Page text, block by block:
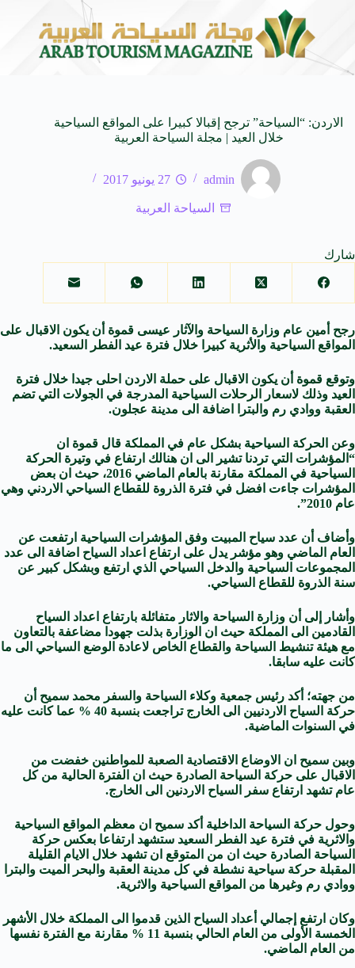
بجمهورهً 6 أغسطس 2026 زايتشيكوف يستقبل وفد الطلاب
الاردن: “السياحة” ترجح إقبالا كبيرا على المواقع السياحية
خلال العيد | مجلة السياحة العربية
admin 27 يونيو 2017
السياحة العربية
شارك
رجح أمين عام وزارة السياحة والآثار عيسى قموة أن يكون الاقبال على
المواقع السياحية والأثرية كبيرا خلال فترة عيد الفطر السعيد.
وتوقع قموة أن يكون الاقبال على حملة الاردن احلى جيدا خلال فترة
العيد وذلك لاسعار الرحلات السياحية المدرجة في الجولات التي تضم
العقبة ووادي رم والبترا اضافة الى مدينة عجلون.
وعن الحركة السياحية بشكل عام في المملكة قال قموة ان
“المؤشرات التي تردنا تشير الى ان هنالك ارتفاع في وتيرة الحركة
السياحية في المملكة مقارنة بالعام الماضي 2016، حيث ان بعض
المؤشرات جاءت افضل في فترة الذروة للقطاع السياحي الاردني وهي
عام 2010”.
وأضاف أن عدد سياح المبيت وفق المؤشرات السياحية ارتفعت عن
العام الماضي وهو مؤشر يدل على ارتفاع اعداد السياح اضافة الى عدد
المجموعات السياحية والدخل السياحي الذي ارتفع وبشكل كبير عن
سنة الذروة للقطاع السياحي.
وأشار إلى أن وزارة السياحة والاثار متفائلة بارتفاع اعداد السياح
القادمين الى المملكة حيث ان الوزارة بذلت جهودا مضاعفة بالتعاون
مع هيئة تنشيط السياحة والقطاع الخاص لاعادة الوضع السياحي الى ما
كانت عليه سابقا.
من جهته؛ أكد رئيس جمعية وكلاء السياحة والسفر محمد سميح أن
حركة السياح الاردنيين الى الخارج تراجعت بنسبة 40 % عما كانت عليه
في السنوات الماضية.
وبين سميح ان الاوضاع الاقتصادية الصعبة للمواطنين خفضت من
الاقبال على حركة السياحة الصادرة حيث ان الفترة الحالية من كل
عام تشهد ارتفاع سفر السياح الاردنين الى الخارج.
وحول حركة السياحة الداخلية أكد سميح ان معظم المواقع السياحية
والاثرية في فترة عيد الفطر السعيد ستشهد ارتفاعا بعكس حركة
السياحة الصادرة حيث ان من المتوقع ان تشهد خلال الايام القليلة
المقبلة حركة سياحية نشطة في كل مدينة العقبة والبحر الميت والبترا
ووادي رم وغيرها من المواقع السياحية والاثرية.
وكان ارتفع إجمالي أعداد السياح الذين قدموا الى المملكة خلال الأشهر
الخمسة الأولى من العام الحالي بنسبة 11 % مقارنة مع الفترة نفسها
من العام الماضي.